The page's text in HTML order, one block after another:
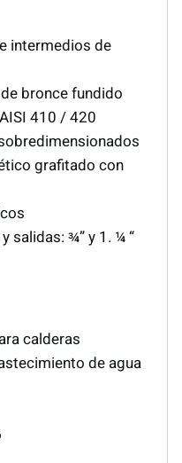
intermedios de
bronce fundido
410 / 420
grafitado con
salidas: ¾” y 1. ¼ “
calderas
de agua